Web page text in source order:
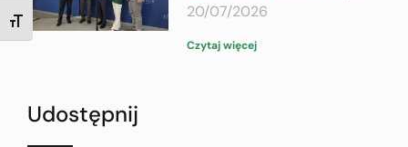
TOGGLE FONT SIZE
20/07/2026
Czytaj więcej
Udostępnij